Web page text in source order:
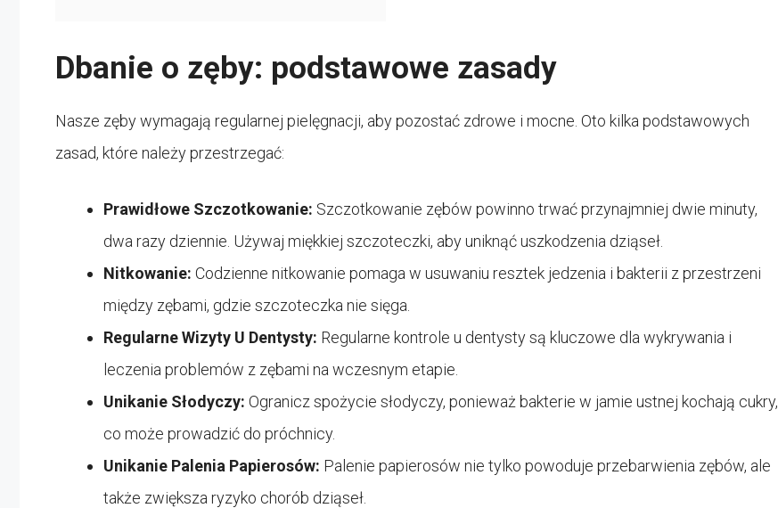
Dbanie o zęby: podstawowe zasady
Nasze zęby wymagają regularnej pielęgnacji, aby pozostać zdrowe i mocne. Oto kilka podstawowych
zasad, które należy przestrzegać:
Prawidłowe Szczotkowanie: Szczotkowanie zębów powinno trwać przynajmniej dwie minuty,
dwa razy dziennie. Używaj miękkiej szczoteczki, aby uniknąć uszkodzenia dziąseł.
Nitkowanie: Codzienne nitkowanie pomaga w usuwaniu resztek jedzenia i bakterii z przestrzeni
między zębami, gdzie szczoteczka nie sięga.
Regularne Wizyty U Dentysty: Regularne kontrole u dentysty są kluczowe dla wykrywania i
leczenia problemów z zębami na wczesnym etapie.
Unikanie Słodyczy: Ogranicz spożycie słodyczy, ponieważ bakterie w jamie ustnej kochają cukry,
co może prowadzić do próchnicy.
Unikanie Palenia Papierosów: Palenie papierosów nie tylko powoduje przebarwienia zębów, ale
także zwiększa ryzyko chorób dziąseł.